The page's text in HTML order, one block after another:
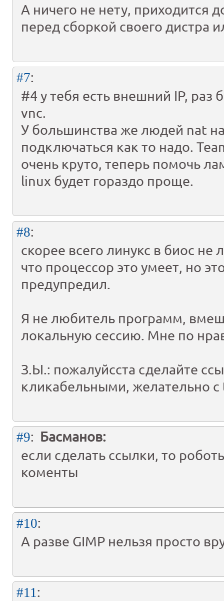
А ничего не нету, приходится
перед сборкой своего дистра
#7:
#4 у тебя есть внешний IP, раз
vnc.
У большинства же людей nat
подключаться как то надо.
очень круто, теперь помочь
linux будет гораздо проще.
#8:
скорее всего линукс в биос не
что процессор это умеет, но
предупредил.
Я не любитель программ,
локальную сессию. Мне по
З.Ы.: пожалуйсста сделайте
кликабельными, желательно
#9: Басманов:
если сделать ссылки, то
коменты
#10:
А разве GIMP нельзя просто
#11 :